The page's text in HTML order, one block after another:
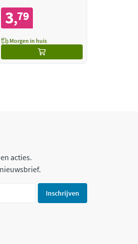
3,79
Morgen in huis
acties.
Inschrijven